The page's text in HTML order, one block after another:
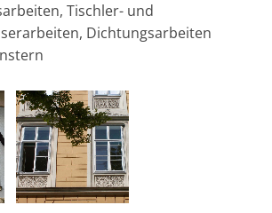
Tischler- und
Dichtungsarbeiten